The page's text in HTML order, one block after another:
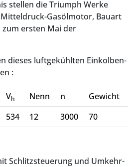
stellen die Triumph Werke
Gasölmotor, Bauart
zum ersten Mai der
dieses luftgekühlten Einkolben-
:
Vh Nenn n
Gewicht
534 12 3000 70
Schlitzsteuerung und Umkehr-